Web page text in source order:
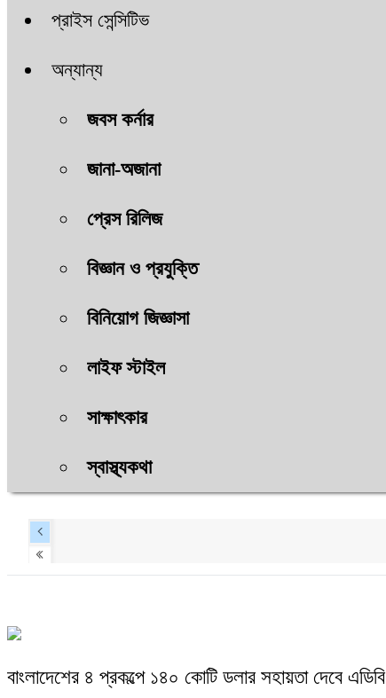
প্রাইস সেন্সিটিভ
অন্যান্য
জবস কর্নার
জানা-অজানা
প্রেস রিলিজ
বিজ্ঞান ও প্রযুক্তি
বিনিয়োগ জিজ্ঞাসা
লাইফ স্টাইল
সাক্ষাৎকার
স্বাস্থ্যকথা
বাংলাদেশের ৪ প্রকল্পে ১৪০ কোটি ডলার সহায়তা দেবে এডিবি